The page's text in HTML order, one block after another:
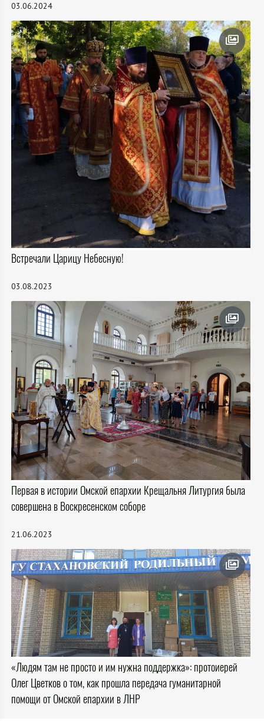
03.06.2024
Встречали Царицу Небесную!
03.08.2023
Первая в истории Омской епархии Крещальня Литургия была
совершена в Воскресенском соборе
21.06.2023
«Людям там не просто и им нужна поддержка»: протоиерей
Олег Цветков о том, как прошла передача гуманитарной
помощи от Омской епархии в ЛНР